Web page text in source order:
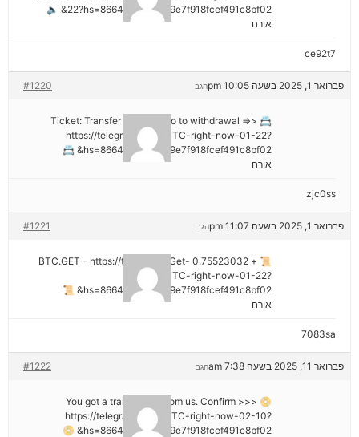
22?hs=8664c520642b9e7f918fcef491c8bf02& 🔈
אורח
ce92t7
פברואר 1, 2025 בשעה 10:05 pm #1220 הגב
📇 Ticket: Transfer №NB26. Go to withdrawal =>>
https://telegra.ph/Get-BTC-right-now-01-22?
hs=8664c520642b9e7f918fcef491c8bf02& 📇
אורח
zjc0ss
פברואר 1, 2025 בשעה 11:07 pm #1221 הגב
📜 + 0.75523032 BTC.GET – https://telegra.ph/Get-
BTC-right-now-01-22?
hs=8664c520642b9e7f918fcef491c8bf02& 📜
אורח
7083sa
פברואר 11, 2025 בשעה 7:38 am #1222 הגב
📀 You got a transaction from us. Confirm >>>
https://telegra.ph/Get-BTC-right-now-02-10?
hs=8664c520642b9e7f918fcef491c8bf02& 📀